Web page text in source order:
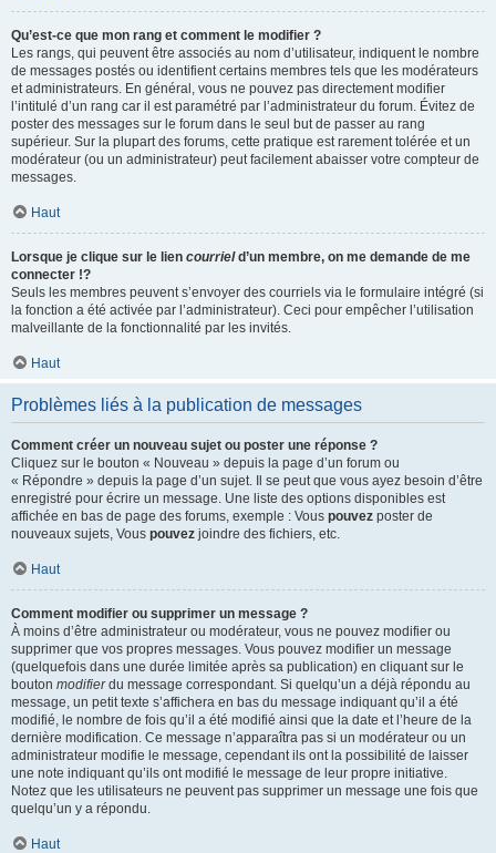
Qu’est-ce que mon rang et comment le modifier ?
Les rangs, qui peuvent être associés au nom d’utilisateur, indiquent le nombre
de messages postés ou identifient certains membres tels que les modérateurs
et administrateurs. En général, vous ne pouvez pas directement modifier
l’intitulé d’un rang car il est paramétré par l’administrateur du forum. Évitez de
poster des messages sur le forum dans le seul but de passer au rang
supérieur. Sur la plupart des forums, cette pratique est rarement tolérée et un
modérateur (ou un administrateur) peut facilement abaisser votre compteur de
messages.
Haut
Lorsque je clique sur le lien courrield’un membre, on me demande de me
connecter !?
Seuls les membres peuvent s’envoyer des courriels via le formulaire intégré (si
la fonction a été activée par l’administrateur). Ceci pour empêcher l’utilisation
malveillante de la fonctionnalité par les invités.
Haut
Problèmes liés à la publication de messages
Comment créer un nouveau sujet ou poster une réponse ?
Cliquez sur le bouton « Nouveau » depuis la page d’un forum ou
« Répondre » depuis la page d’un sujet. Il se peut que vous ayez besoin d’être
enregistré pour écrire un message. Une liste des options disponibles est
affichée en bas de page des forums, exemple : Vous pouvez poster de
nouveaux sujets, Vous pouvez joindre des fichiers, etc.
Haut
Comment modifier ou supprimer un message ?
À moins d’être administrateur ou modérateur, vous ne pouvez modifier ou
supprimer que vos propres messages. Vous pouvez modifier un message
(quelquefois dans une durée limitée après sa publication) en cliquant sur le
bouton modifierdu message correspondant. Si quelqu’un a déjà répondu au
message, un petit texte s’affichera en bas du message indiquant qu’il a été
modifié, le nombre de fois qu’il a été modifié ainsi que la date et l’heure de la
dernière modification. Ce message n’apparaîtra pas si un modérateur ou un
administrateur modifie le message, cependant ils ont la possibilité de laisser
une note indiquant qu’ils ont modifié le message de leur propre initiative.
Notez que les utilisateurs ne peuvent pas supprimer un message une fois que
quelqu’un y a répondu.
Haut